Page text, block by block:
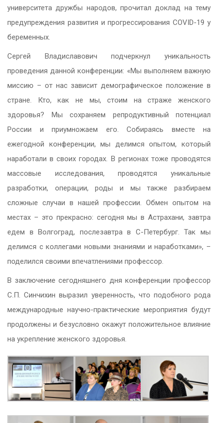
университета дружбы народов, прочитал доклад на тему
предупреждения развития и прогрессирования COVID-19 у
беременных.
Сергей Владиславович подчеркнул уникальность
проведения данной конференции: «Мы выполняем важную
миссию – от нас зависит демографическое положение в
стране. Кто, как не мы, стоим на страже женского
здоровья? Мы сохраняем репродуктивный потенциал
России и приумножаем его. Собираясь вместе на
ежегодной конференции, мы делимся опытом, который
наработали в своих городах. В регионах тоже проводятся
массовые исследования, проводятся уникальные
разработки, операции, роды и мы также разбираем
сложные случаи в нашей профессии. Обмен опытом на
местах – это прекрасно: сегодня мы в Астрахани, завтра
едем в Волгоград, послезавтра в С-Петербург. Так мы
делимся с коллегами новыми знаниями и наработками», –
поделился своими впечатлениями профессор.
В заключение сегодняшнего дня конференции профессор
С.П. Синчихин выразил уверенность, что подобного рода
международные научно-практические мероприятия будут
продолжены и безусловно окажут положительное влияние
на укрепление женского здоровья.